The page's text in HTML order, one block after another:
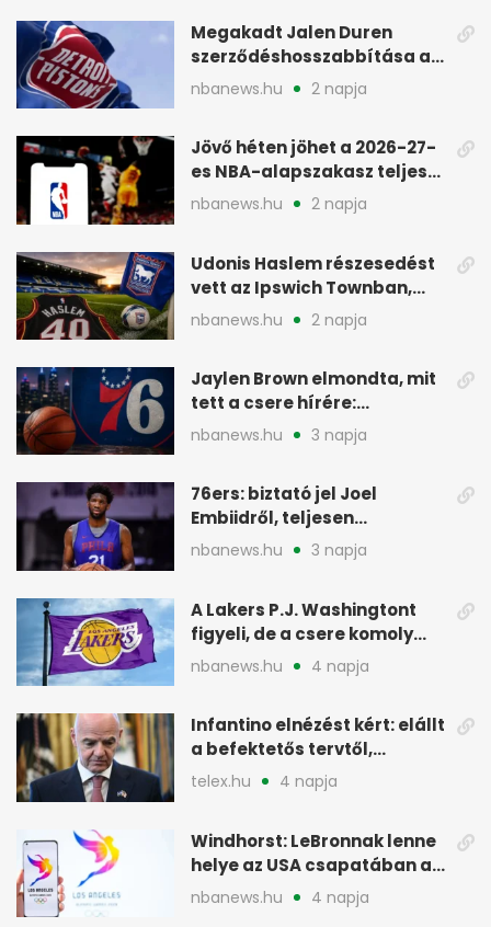
Megakadt Jalen Duren
szerződéshosszabbítása a
Detroit Pistonsnál
nbanews.hu 2 napja
Jövő héten jöhet a 2026-27-
es NBA-alapszakasz teljes
menetrendje
nbanews.hu 2 napja
Udonis Haslem részesedést
vett az Ipswich Townban,
Premier League-szereplés
nbanews.hu 2 napja
Jaylen Brown elmondta, mit
tett a csere hírére:
elhajította a telefonját
nbanews.hu 3 napja
76ers: biztató jel Joel
Embiidről, teljesen
egészségesen készül
nbanews.hu 3 napja
A Lakers P.J. Washingtont
figyeli, de a csere komoly
akadályokba ütközhet
nbanews.hu 4 napja
Infantino elnézést kért: elállt
a befektetős tervtől,
maradhat FIFA-elnök
telex.hu 4 napja
Windhorst: LeBronnak lenne
helye az USA csapatában a
2028-as olimpián
nbanews.hu 4 napja